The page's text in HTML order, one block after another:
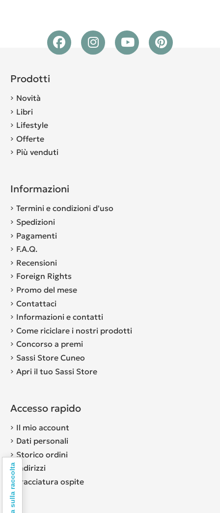
Prodotti
Novità
Libri
Lifestyle
Offerte
Più venduti
Informazioni
Termini e condizioni d'uso
Spedizioni
Pagamenti
F.A.Q.
Recensioni
Foreign Rights
Promo del mese
Contattaci
Informazioni e contatti
Come riciclare i nostri prodotti
Concorso a premi
Sassi Store Cuneo
Apri il tuo Sassi Store
Accesso rapido
Il mio account
Dati personali
Storico ordini
Indirizzi
Tracciatura ospite